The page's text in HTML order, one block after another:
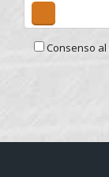
Consenso